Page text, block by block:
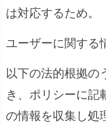
は対応するため。
ユーザーに関する
以下の法的根拠の
き、ポリシーに記
の情報を収集し処